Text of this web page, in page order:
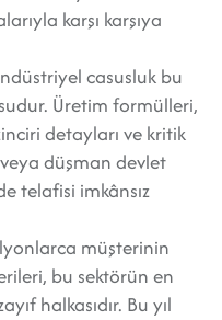
karşı karşıya
casusluk bu
Üretim formülleri,
detayları ve kritik
düşman devlet
telafisi imkânsız
müşterinin
bu sektörün en
halkasıdır. Bu yıl